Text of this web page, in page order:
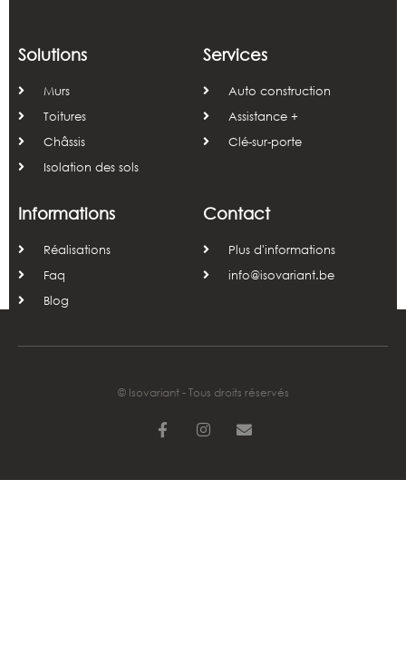
Solutions
Murs
Toitures
Châssis
Isolation des sols
Services
Auto construction
Assistance +
Clé-sur-porte
Informations
Réalisations
Faq
Blog
Contact
Plus d'informations
info@isovariant.be
© Isovariant - Tous droits réservés